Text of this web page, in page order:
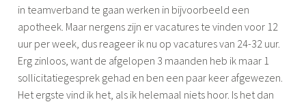
in teamverband te gaan werken in bijvoorbeeld een
apotheek. Maar nergens zijn er vacatures te vinden voor 12
uur per week, dus reageer ik nu op vacatures van 24-32 uur.
Erg zinloos, want de afgelopen 3 maanden heb ik maar 1
sollicitatiegesprek gehad en ben een paar keer afgewezen.
Het ergste vind ik het, als ik helemaal niets hoor. Is het dan